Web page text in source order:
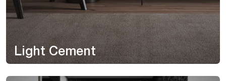
Light Cement